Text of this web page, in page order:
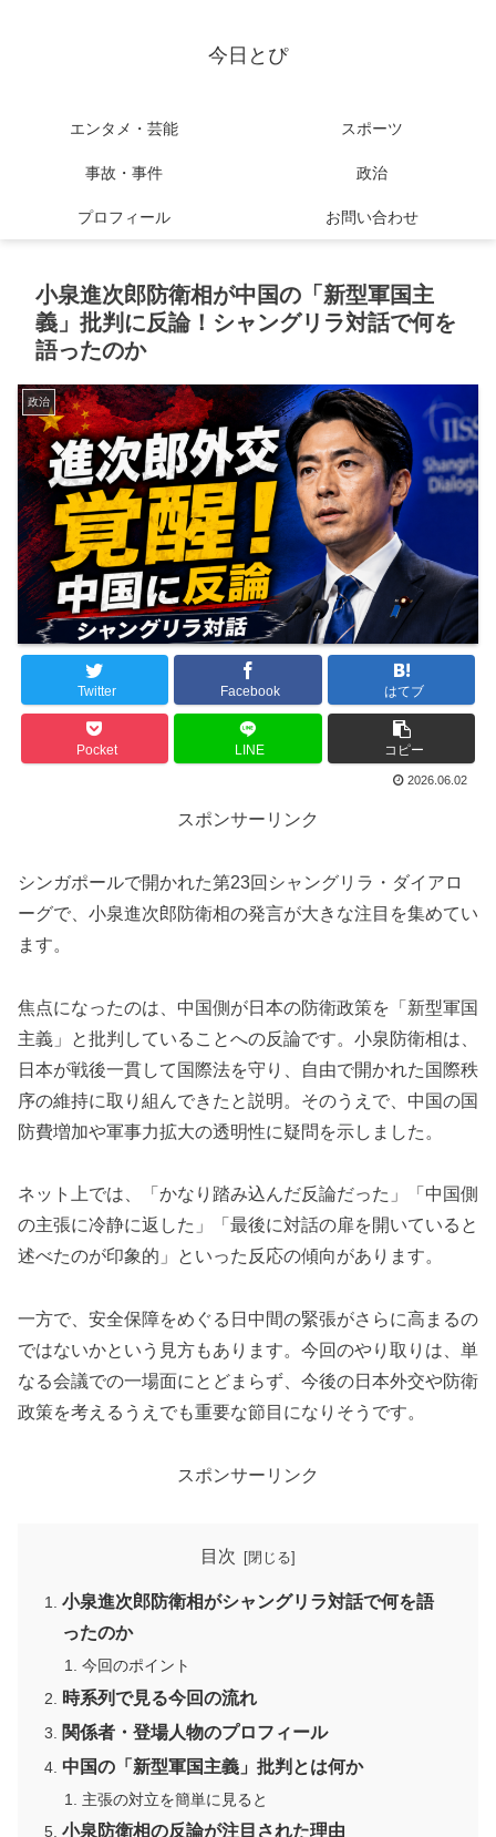
今日とぴ
エンタメ・芸能 スポーツ
事故・事件 政治
プロフィール お問い合わせ
小泉進次郎防衛相が中国の「新型軍国主
義」批判に反論！シャングリラ対話で何を
語ったのか
政治
Twitter Facebook はてブ
Pocket LINE コピー
2026.06.02
スポンサーリンク
シンガポールで開かれた第23回シャングリラ・ダイアロ
ーグで、小泉進次郎防衛相の発言が大きな注目を集めてい
ます。
焦点になったのは、中国側が日本の防衛政策を「新型軍国
主義」と批判していることへの反論です。小泉防衛相は、
日本が戦後一貫して国際法を守り、自由で開かれた国際秩
序の維持に取り組んできたと説明。そのうえで、中国の国
防費増加や軍事力拡大の透明性に疑問を示しました。
ネット上では、「かなり踏み込んだ反論だった」「中国側
の主張に冷静に返した」「最後に対話の扉を開いていると
述べたのが印象的」といった反応の傾向があります。
一方で、安全保障をめぐる日中間の緊張がさらに高まるの
ではないかという見方もあります。今回のやり取りは、単
なる会議での一場面にとどまらず、今後の日本外交や防衛
政策を考えるうえでも重要な節目になりそうです。
スポンサーリンク
目次
小泉進次郎防衛相がシャングリラ対話で何を語
ったのか
今回のポイント
時系列で見る今回の流れ
関係者・登場人物のプロフィール
中国の「新型軍国主義」批判とは何か
主張の対立を簡単に見ると
小泉防衛相の反論が注目された理由